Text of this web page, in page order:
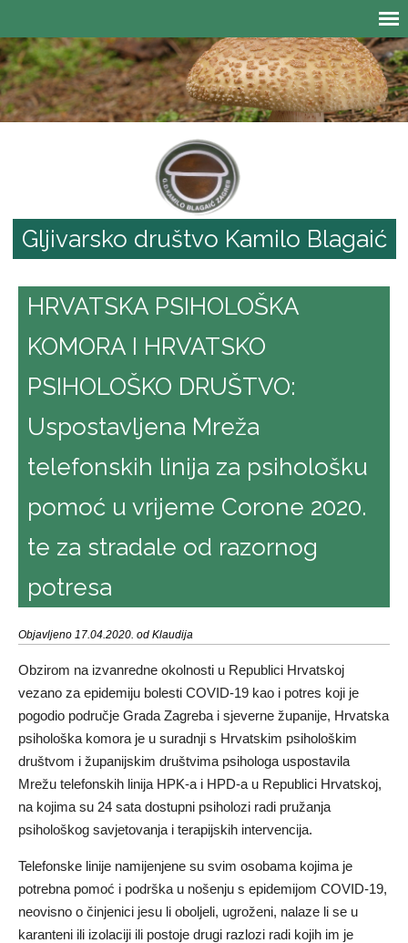
Gljivarsko društvo Kamilo Blagaić
HRVATSKA PSIHOLOŠKA
KOMORA I HRVATSKO
PSIHOLOŠKO DRUŠTVO:
Uspostavljena Mreža
telefonskih linija za psihološku
pomoć u vrijeme Corone 2020.
te za stradale od razornog
potresa
Objavljeno 17.04.2020. od Klaudija
Obzirom na izvanredne okolnosti u Republici Hrvatskoj
vezano za epidemiju bolesti COVID-19 kao i potres koji je
pogodio područje Grada Zagreba i sjeverne županije, Hrvatska
psihološka komora je u suradnji s Hrvatskim psihološkim
društvom i županijskim društvima psihologa uspostavila
Mrežu telefonskih linija HPK-a i HPD-a u Republici Hrvatskoj,
na kojima su 24 sata dostupni psiholozi radi pružanja
psihološkog savjetovanja i terapijskih intervencija.
Telefonske linije namijenjene su svim osobama kojima je
potrebna pomoć i podrška u nošenju s epidemijom COVID-19,
neovisno o činjenici jesu li oboljeli, ugroženi, nalaze li se u
karanteni ili izolaciji ili postoje drugi razlozi radi kojih im je